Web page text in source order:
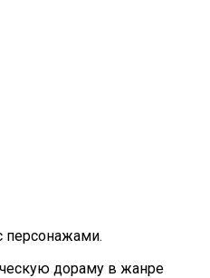
персонажами.
дораму в жанре